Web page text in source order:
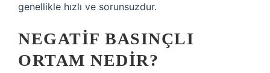
genellikle hızlı ve sorunsuzdur.
NEGATIF BASINÇLI
ORTAM NEDIR?